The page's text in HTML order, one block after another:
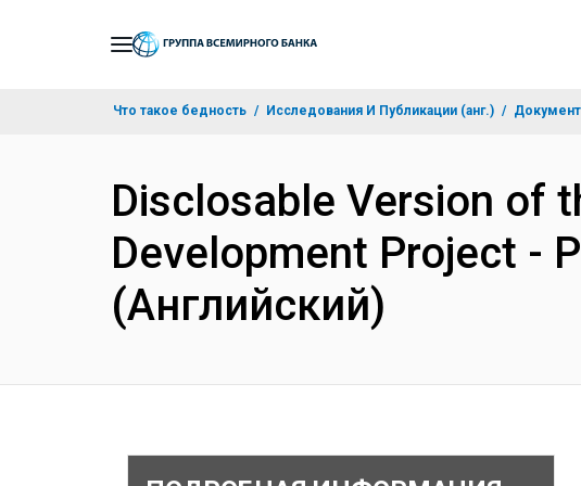
Что такое бедность Исследования И Публикации (анг.)
Disclosable Version of
Development Project -
(Английский)